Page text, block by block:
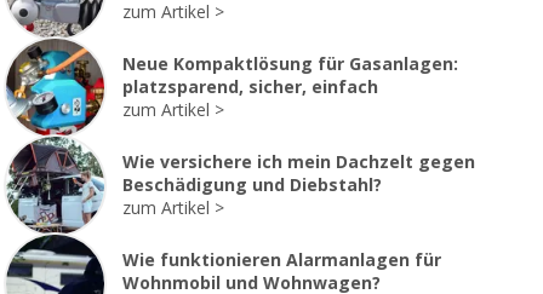
zum Artikel
Neue Kompaktlösung für Gasanlagen:
platzsparend, sicher, einfach
zum Artikel
Wie versichere ich mein Dachzelt gegen
Beschädigung und Diebstahl?
zum Artikel
Wie funktionieren Alarmanlagen für
Wohnmobil und Wohnwagen?